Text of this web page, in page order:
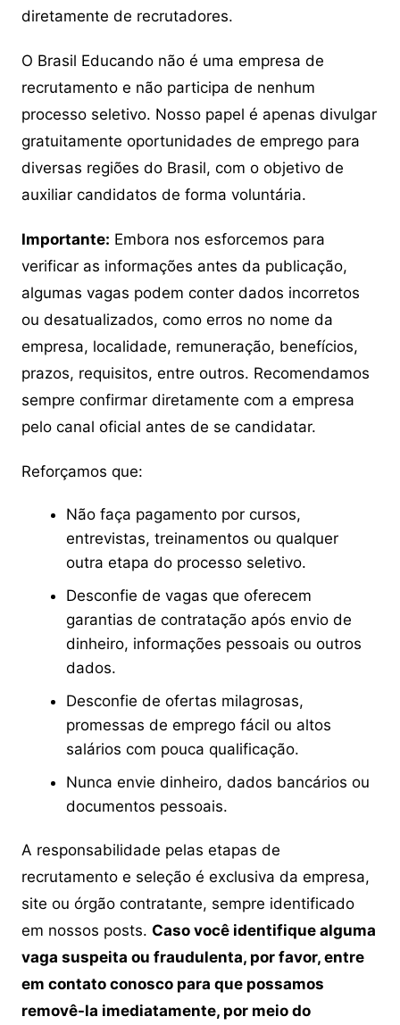
diretamente de recrutadores.
O Brasil Educando não é uma empresa de
recrutamento e não participa de nenhum
processo seletivo. Nosso papel é apenas divulgar
gratuitamente oportunidades de emprego para
diversas regiões do Brasil, com o objetivo de
auxiliar candidatos de forma voluntária.
Importante: Embora nos esforcemos para
verificar as informações antes da publicação,
algumas vagas podem conter dados incorretos
ou desatualizados, como erros no nome da
empresa, localidade, remuneração, benefícios,
prazos, requisitos, entre outros. Recomendamos
sempre confirmar diretamente com a empresa
pelo canal oficial antes de se candidatar.
Reforçamos que:
Não faça pagamento por cursos,
entrevistas, treinamentos ou qualquer
outra etapa do processo seletivo.
Desconfie de vagas que oferecem
garantias de contratação após envio de
dinheiro, informações pessoais ou outros
dados.
Desconfie de ofertas milagrosas,
promessas de emprego fácil ou altos
salários com pouca qualificação.
Nunca envie dinheiro, dados bancários ou
documentos pessoais.
A responsabilidade pelas etapas de
recrutamento e seleção é exclusiva da empresa,
site ou órgão contratante, sempre identificado
em nossos posts. Caso você identifique alguma
vaga suspeita ou fraudulenta, por favor, entre
em contato conosco para que possamos
removê-la imediatamente, por meio do